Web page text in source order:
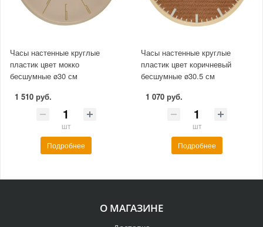
Часы настенные круглые
пластик цвет мокко
бесшумные ø30 см
1 510 руб.
шт
Подробнее
Часы настенные круглые
пластик цвет коричневый
бесшумные ø30.5 см
1 070 руб.
шт
Подробнее
О МАГАЗИНЕ